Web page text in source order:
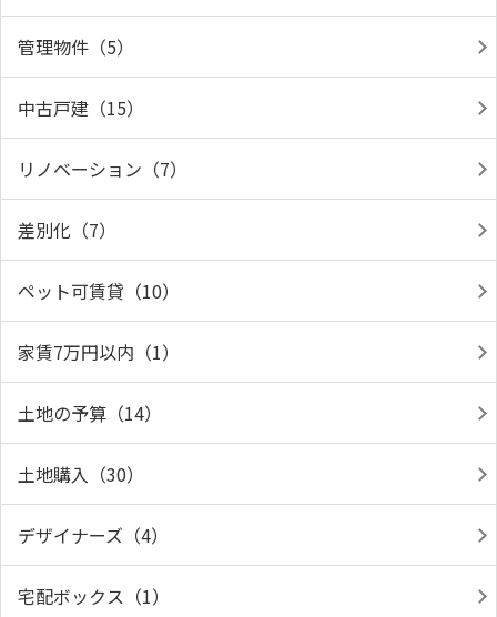
管理物件（5）
中古戸建（15）
リノベーション（7）
差別化（7）
ペット可賃貸（10）
家賃7万円以内（1）
土地の予算（14）
土地購入（30）
デザイナーズ（4）
宅配ボックス（1）